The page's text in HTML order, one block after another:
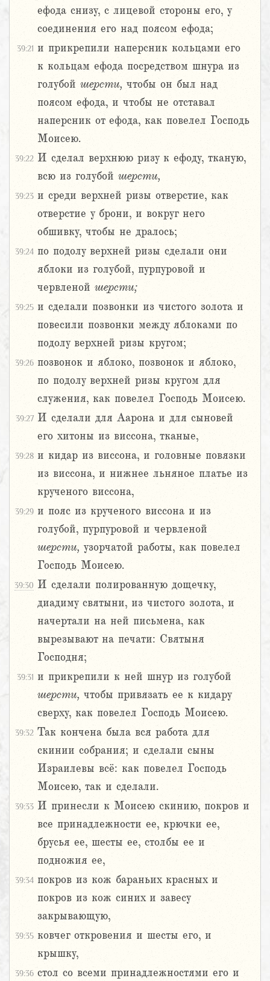
ефода снизу, с лицевой стороны его, у
соединения его над поясом ефода;
39:21 и прикрепили наперсник кольцами его
к кольцам ефода посредством шнура из
голубой шерсти, чтобы он был над
поясом ефода, и чтобы не отставал
наперсник от ефода, как повелел Господь
Моисею.
39:22 И сделал верхнюю ризу к ефоду, тканую,
всю из голубой шерсти,
39:23 и среди верхней ризы отверстие, как
отверстие у брони, и вокруг него
обшивку, чтобы не дралось;
39:24 по подолу верхней ризы сделали они
яблоки из голубой, пурпуровой и
червленой шерсти;
39:25 и сделали позвонки из чистого золота и
повесили позвонки между яблоками по
подолу верхней ризы кругом;
39:26 позвонок и яблоко, позвонок и яблоко,
по подолу верхней ризы кругом для
служения, как повелел Господь Моисею.
39:27 И сделали для Аарона и для сыновей
его хитоны из виссона, тканые,
39:28 и кидар из виссона, и головные повязки
из виссона, и нижнее льняное платье из
крученого виссона,
39:29 и пояс из крученого виссона и из
голубой, пурпуровой и червленой
шерсти, узорчатой работы, как повелел
Господь Моисею.
39:30 И сделали полированную дощечку,
диадиму святыни, из чистого золота, и
начертали на ней письмена, как
вырезывают на печати: Святыня
Господня;
39:31 и прикрепили к ней шнур из голубой
шерсти, чтобы привязать ее к кидару
сверху, как повелел Господь Моисею.
39:32 Так кончена была вся работа для
скинии собрания; и сделали сыны
Израилевы всё: как повелел Господь
Моисею, так и сделали.
39:33 И принесли к Моисею скинию, покров и
все принадлежности ее, крючки ее,
брусья ее, шесты ее, столбы ее и
подножия ее,
39:34 покров из кож бараньих красных и
покров из кож синих и завесу
закрывающую,
39:35 ковчег откровения и шесты его, и
крышку,
39:36 стол со всеми принадлежностями его и